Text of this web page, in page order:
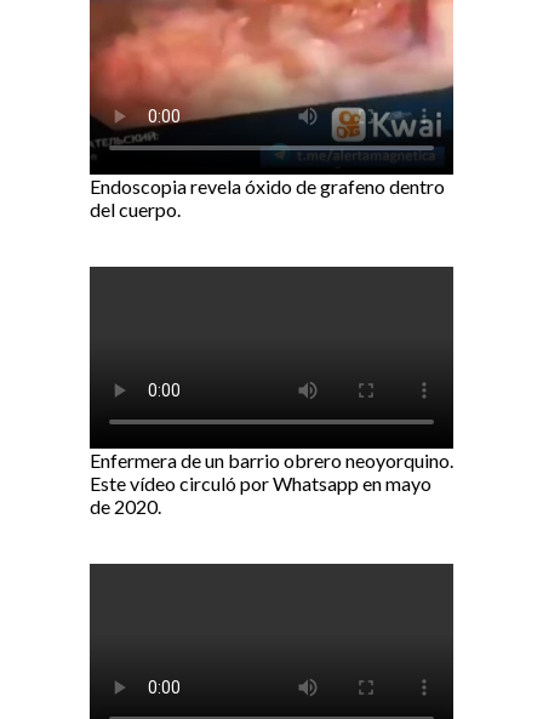
Endoscopia revela óxido de grafeno dentro
del cuerpo.
Enfermera de un barrio obrero neoyorquino.
Este vídeo circuló por Whatsapp en mayo
de 2020.